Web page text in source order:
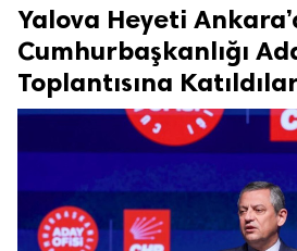
Yalova Heyeti
Cumhurbaşkanlığı
Toplantısına